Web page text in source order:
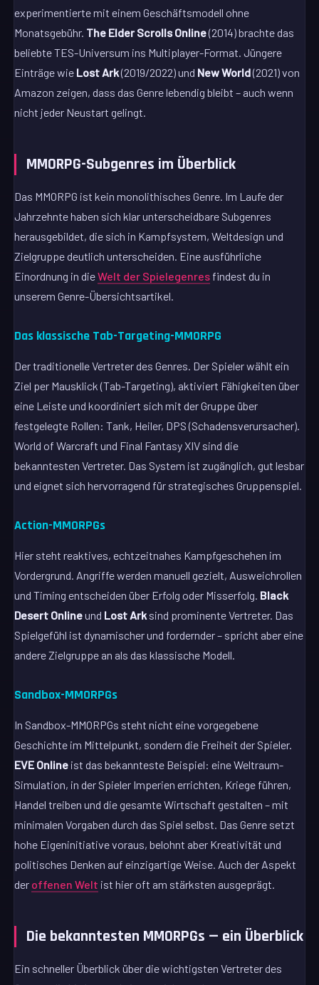
experimentierte mit einem Geschäftsmodell ohne
Monatsgebühr. The Elder Scrolls Online(2014) brachte das
beliebte TES-Universum ins Multiplayer-Format. Jüngere
Einträge wie Lost Ark(2019/2022) und New World(2021) von
Amazon zeigen, dass das Genre lebendig bleibt – auch wenn
nicht jeder Neustart gelingt.
MMORPG-Subgenres im Überblick
Das MMORPG ist kein monolithisches Genre. Im Laufe der
Jahrzehnte haben sich klar unterscheidbare Subgenres
herausgebildet, die sich in Kampfsystem, Weltdesign und
Zielgruppe deutlich unterscheiden. Eine ausführliche
Einordnung in dieWelt der Spielegenres findest du in
unserem Genre-Übersichtsartikel.
Das klassische Tab-Targeting-MMORPG
Der traditionelle Vertreter des Genres. Der Spieler wählt ein
Ziel per Mausklick (Tab-Targeting), aktiviert Fähigkeiten über
eine Leiste und koordiniert sich mit der Gruppe über
festgelegte Rollen: Tank, Heiler, DPS (Schadensverursacher).
World of Warcraft und Final Fantasy XIV sind die
bekanntesten Vertreter. Das System ist zugänglich, gut lesbar
und eignet sich hervorragend für strategisches Gruppenspiel.
Action-MMORPGs
Hier steht reaktives, echtzeitnahes Kampfgeschehen im
Vordergrund. Angriffe werden manuell gezielt, Ausweichrollen
und Timing entscheiden über Erfolg oder Misserfolg. Black
Desert Onlineund Lost Ark sind prominente Vertreter. Das
Spielgefühl ist dynamischer und fordernder – spricht aber eine
andere Zielgruppe an als das klassische Modell.
Sandbox-MMORPGs
In Sandbox-MMORPGs steht nicht eine vorgegebene
Geschichte im Mittelpunkt, sondern die Freiheit der Spieler.
EVE Online ist das bekannteste Beispiel: eine Weltraum-
Simulation, in der Spieler Imperien errichten, Kriege führen,
Handel treiben und die gesamte Wirtschaft gestalten – mit
minimalen Vorgaben durch das Spiel selbst. Das Genre setzt
hohe Eigeninitiative voraus, belohnt aber Kreativität und
politisches Denken auf einzigartige Weise. Auch der Aspekt
der offenen Welt ist hier oft am stärksten ausgeprägt.
Die bekanntesten MMORPGs — ein Überblick
Ein schneller Überblick über die wichtigsten Vertreter des